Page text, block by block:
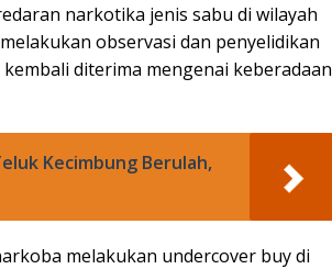
narkotika jenis sabu di wilayah
observasi dan penyelidikan
diterima mengenai keberadaan
Kecimbung Berulah,
melakukan undercover buy di